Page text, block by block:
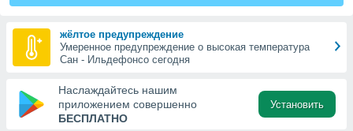
к этому
доступ
жёлтое предупреждение
Умеренное предупреждение о высокая температура
Сан - Ильдефонсо сегодня
Наслаждайтесь нашим
приложением совершенно
БЕСПЛАТНО
Установить